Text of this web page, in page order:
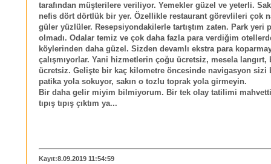
tarafından müşterilere veriliyor. Yemekler güzel ve yeterli.
nefis dört dörtlük bir yer. Özellikle restaurant görevlileri çok
güler yüzlüler. Resepsiyondakilerle tartıştım zaten. Park yeri
olmadı. Odalar temiz ve çok daha fazla para verdiğim
köylerinden daha güzel. Sizden devamlı ekstra para
çalışmıyorlar. Yani hizmetlerin çoğu ücretsiz, mesela langırt,
ücretsiz. Gelişte bir kaç kilometre öncesinde navigasyon sizi
patika yola sokuyor, sakın o tozlu toprak yola girmeyin.
Bir daha gelir miyim bilmiyorum. Bir tek olay tatilimi
tıpış tıpış çıktım ya...
Kayıt:8.09.2019 11:54:59